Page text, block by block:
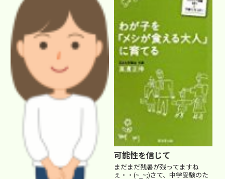
んな話をしたり、ゲームを催して
豪華商品も用意され、ひととき
の...
第一志望校の結果が発表されて、
喜んでいるご家庭もあれば、複...
可能性を信じて
まだまだ残暑が残ってますね
ぇ・・(~_~;)さて、中学受験のた